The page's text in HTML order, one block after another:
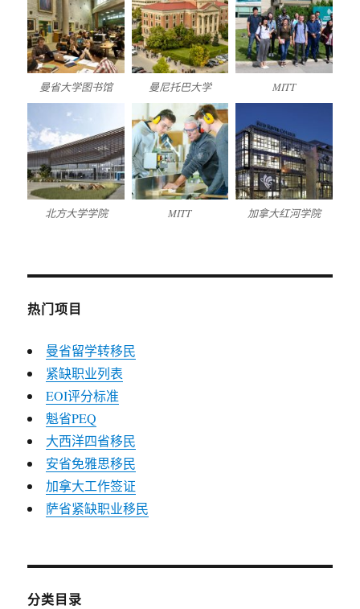
曼省大学图书馆 曼尼托巴大学 MITT
北方大学学院 MITT 加拿大红河学院
热门项目
曼省留学转移民
紧缺职业列表
EOI评分标准
魁省PEQ
大西洋四省移民
安省免雅思移民
加拿大工作签证
萨省紧缺职业移民
分类目录